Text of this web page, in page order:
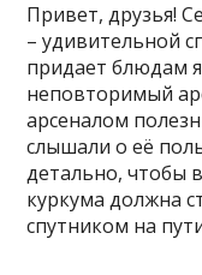
Привет, друзья!
– удивительной
придает блюдам
неповторимый
арсеналом
слышали о её
детально, чтобы
куркума должна
спутником на